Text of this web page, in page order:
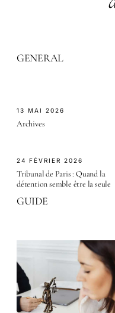
GENERAL
13 MAI 2026
Archives
24 FÉVRIER 2026
Tribunal de Paris : Quand la
détention semble être la seule
GUIDE